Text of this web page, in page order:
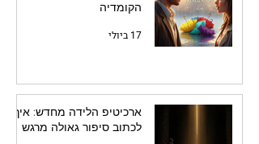
הקומדיה
17 ביולי
ארכיטיפ הלידה מחדש: איך
לכתוב סיפור גאולה מרגש